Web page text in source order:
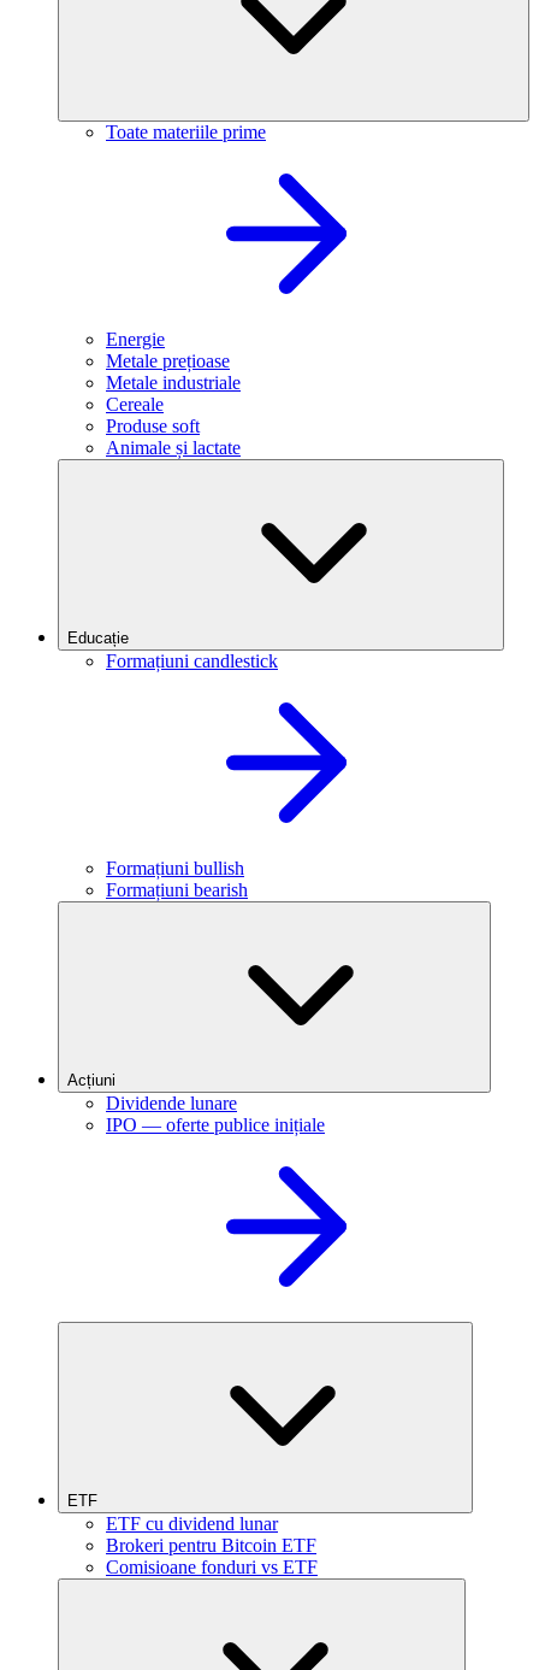
Toate materiile prime
Energie
Metale prețioase
Metale industriale
Cereale
Produse soft
Animale și lactate
Educație
Formațiuni candlestick
Formațiuni bullish
Formațiuni bearish
Acțiuni
Dividende lunare
IPO — oferte publice inițiale
ETF
ETF cu dividend lunar
Brokeri pentru Bitcoin ETF
Comisioane fonduri vs ETF